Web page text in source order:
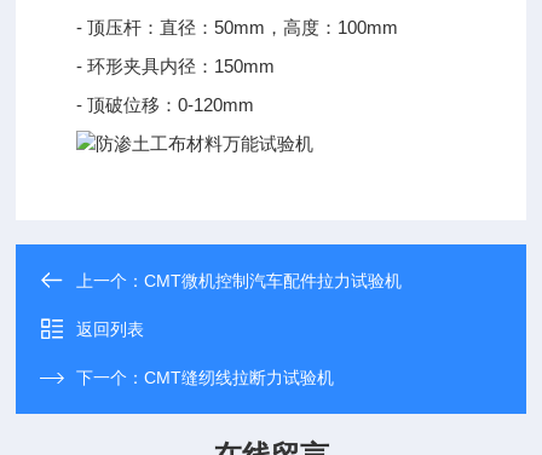
- 顶压杆：直径：50mm，高度：100mm
- 环形夹具内径：150mm
- 顶破位移：0-120mm
上一个：CMT微机控制汽车配件拉力试验机
返回列表
下一个：CMT缝纫线拉断力试验机